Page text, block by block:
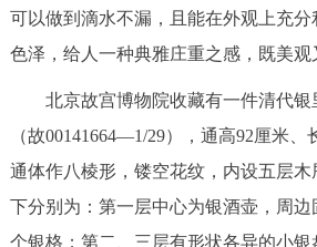
可以做到滴水不漏，且能在外观上充
色泽，给人一种典雅庄重之感，既美观
北京故宫博物院收藏有一件清代银
（故00141664—1/29），通高92厘米、
通体作八棱形，镂空花纹，内设五层木
下分别为：第一层中心为银酒壶，周边
个银格；第二、三层有形状各异的小银